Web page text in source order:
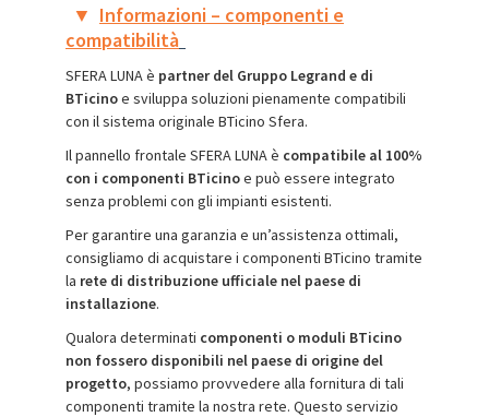
▼ Informazioni – componenti e
compatibilità
SFERA LUNA è partner del Gruppo Legrand e di
BTicinoe sviluppa soluzioni pienamente compatibili
con il sistema originale BTicino Sfera.
Il pannello frontale SFERA LUNA è compatibile al 100%
con i componenti BTicinoe può essere integrato
senza problemi con gli impianti esistenti.
Per garantire una garanzia e un’assistenza ottimali,
consigliamo di acquistare i componenti BTicino tramite
la rete di distribuzione ufficiale nel paese di
installazione.
Qualora determinati componenti o moduli BTicino
non fossero disponibili nel paese di origine del
progetto, possiamo provvedere alla fornitura di tali
componenti tramite la nostra rete. Questo servizio